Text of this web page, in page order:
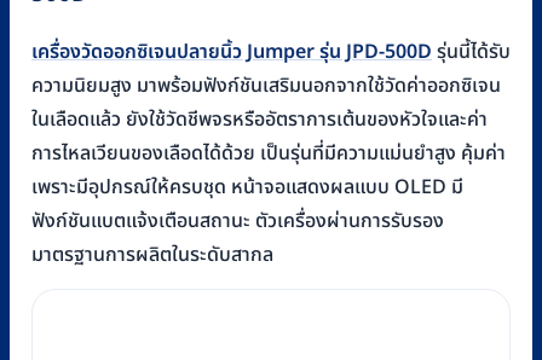
เครื่องวัดออกซิเจนปลายนิ้ว Jumper รุ่น JPD-500Dรุ่นนี้ได้รับ
ความนิยมสูง มาพร้อมฟังก์ชันเสริมนอกจากใช้วัดค่าออกซิเจน
ในเลือดแล้ว ยังใช้วัดชีพจรหรืออัตราการเต้นของหัวใจและค่า
การไหลเวียนของเลือดได้ด้วย เป็นรุ่นที่มีความแม่นยำสูง คุ้มค่า
เพราะมีอุปกรณ์ให้ครบชุด หน้าจอแสดงผลแบบ OLED มี
ฟังก์ชันแบตแจ้งเตือนสถานะ ตัวเครื่องผ่านการรับรอง
มาตรฐานการผลิตในระดับสากล